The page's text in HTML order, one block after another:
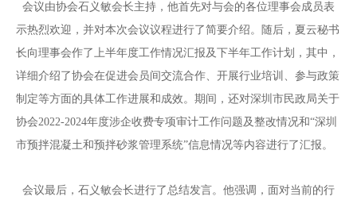
会议由协会石义敏会长主持，他首先对与会的各位理事会成员表
示热烈欢迎，并对本次会议议程进行了简要介绍。随后，夏云秘书
长向理事会作了上半年度工作情况汇报及下半年工作计划，其中，
详细介绍了协会在促进会员间交流合作、开展行业培训、参与政策
制定等方面的具体工作进展和成效。期间，还对深圳市民政局关于
协会2022-2024年度涉企收费专项审计工作问题及整改情况和“深圳
市预拌混凝土和预拌砂浆管理系统”信息情况等内容进行了汇报。
会议最后，石义敏会长进行了总结发言。他强调，面对当前的行